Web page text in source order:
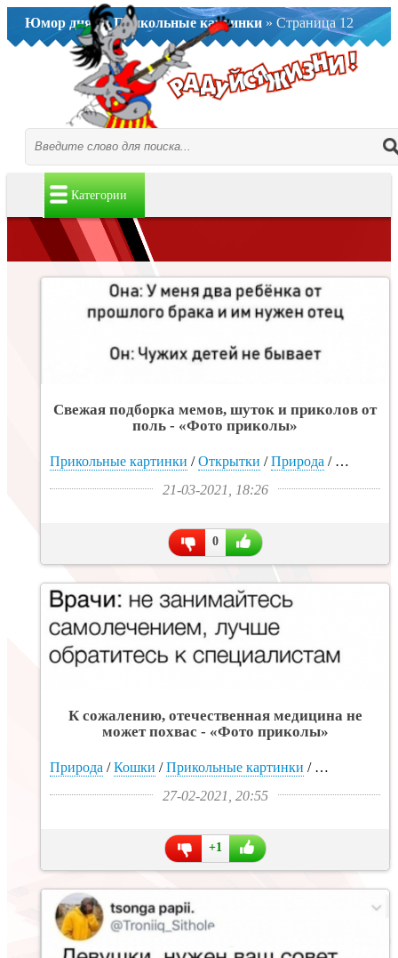
Юмор дня..»Прикольные картинки » Страница 12
Категории
Свежая подборка мемов, шуток и приколов от
поль - «Фото приколы»
Прикольные картинки /Открытки /Природа / Фото
21-03-2021, 18:26
0
К сожалению, отечественная медицина не
может похвас - «Фото приколы»
Природа /Кошки /Прикольные картинки / Фото галерея
27-02-2021, 20:55
+1